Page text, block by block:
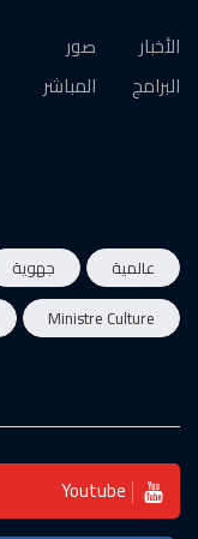
الأخبار
البرامج
صور
المباشر
عالمية جهوية
Ministre Culture
Youtube